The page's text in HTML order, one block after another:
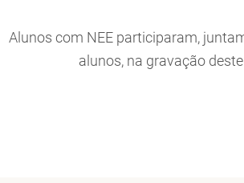
Alunos com NEE participaram,
alunos, na gravação